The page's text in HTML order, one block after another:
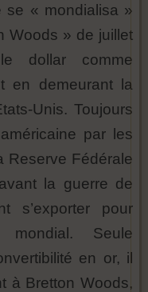
se « mondialisa »
Woods » de juillet
dollar comme
en demeurant la
Unis. Toujours
par les
Reserve Fédérale
la guerre de
s’exporter pour
mondial. Seule
en or, il
à Bretton Woods,